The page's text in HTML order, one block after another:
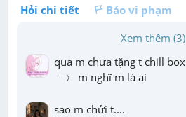
Hỏi chi tiết
Báo vi phạm
Xem thêm (3)
→
→ m nghĩ m là ai
sao m chửi t....